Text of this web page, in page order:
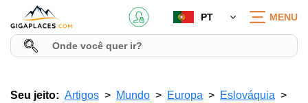
PT MENU
Seu jeito: Artigos Mundo Europa Eslováquia